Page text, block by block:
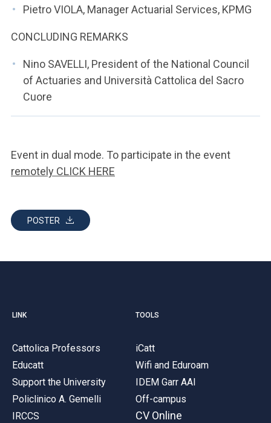
Pietro VIOLA, Manager Actuarial Services, KPMG
CONCLUDING REMARKS
Nino SAVELLI, President of the National Council
of Actuaries and Università Cattolica del Sacro
Cuore
Event in dual mode. To participate in the event
remotely CLICK HERE
POSTER
LINK
Cattolica Professors
Educatt
Support the University
Policlinico A. Gemelli
IRCCS
TOOLS
iCatt
Wifi and Eduroam
IDEM Garr AAI
Off-campus
CV Online